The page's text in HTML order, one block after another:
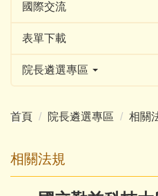
國際交流
表單下載
院長遴選專區
首頁 院長遴選專區 相關
相關法規